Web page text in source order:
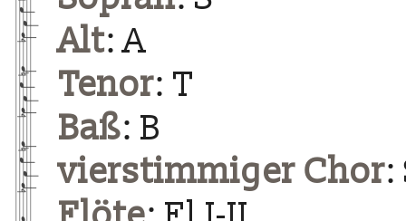
Alt: A
Tenor: T
Baß: B
vierstimmiger Chor: